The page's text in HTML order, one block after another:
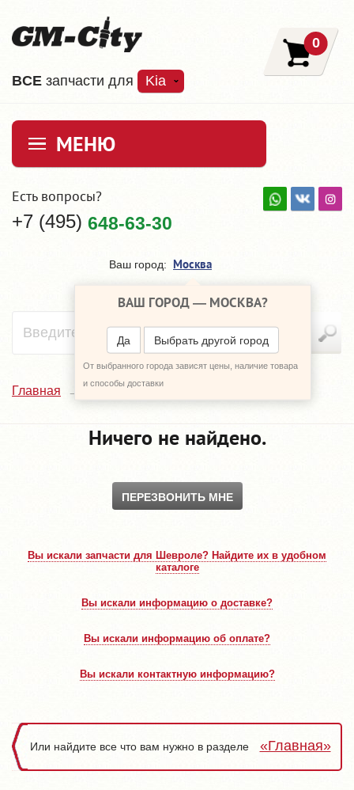
ВCE запчасти для Kia
0
МЕНЮ
Есть вопросы?
+7 (495) 648-63-30
Ваш город: Москва
ВАШ ГОРОД — МОСКВА?
Да Выбрать другой город
От выбранного города зависят цены, наличие товара
и способы доставки
Главная Каталог
Ничего не найдено.
ПЕРЕЗВОНИТЬ МНЕ
Вы искали запчасти для Шевроле? Найдите их в удобном
каталоге
Вы искали информацию о доставке?
Вы искали информацию об оплате?
Вы искали контактную информацию?
Или найдите все что вам нужно в разделе «Главная»